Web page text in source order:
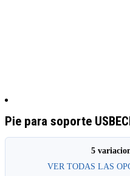
Pie para soporte
5
VER TODAS LAS